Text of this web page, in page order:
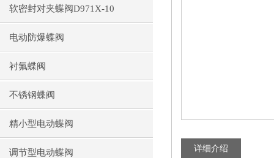
软密封对夹蝶阀D971X-10
电动防爆蝶阀
衬氟蝶阀
不锈钢蝶阀
精小型电动蝶阀
调节型电动蝶阀 详细介绍